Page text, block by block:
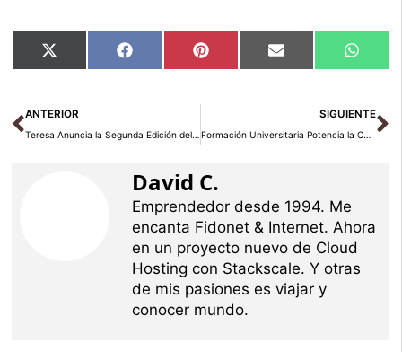
Compartir
en
X
(Twitter)
Compartir
en
Facebook Compartir
en
Pinterest Compartir
en
Email
en
Ant
ANTERIOR
Teresa Anuncia la Segunda Edición del Curso de Guías Turísticos sobre San Juan de la Cruz: Descubre los Secretos del Patrimonio Cultural
SIGUIENTE
Formación Universitaria Potencia la Carrera de Profesionales en Turismo con su FP Preparatorio en Guía, Información y Asistencia Turísticas: ¡El impulso que necesitas para triunfar en el sector!
David C.
Emprendedor desde 1994. Me
encanta Fidonet & Internet. Ahora
en un proyecto nuevo de Cloud
Hosting con Stackscale. Y otras
de mis pasiones es viajar y
conocer mundo.